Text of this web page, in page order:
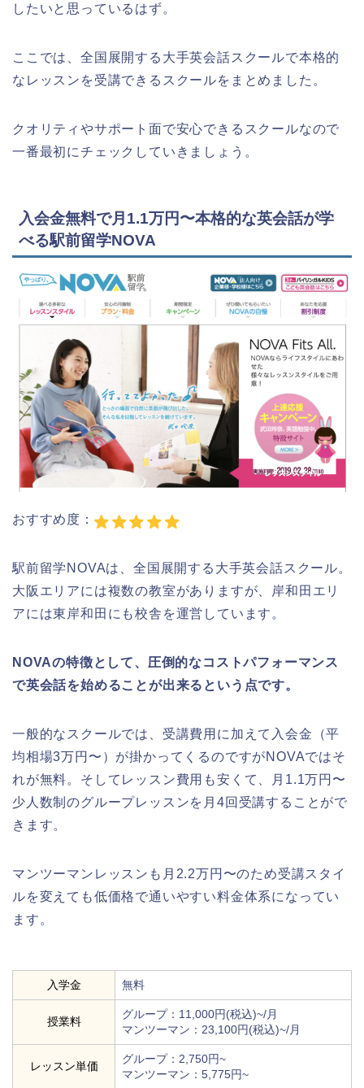
したいと思っているはず。
ここでは、全国展開する大手英会話スクールで本格的
なレッスンを受講できるスクールをまとめました。
クオリティやサポート面で安心できるスクールなので
一番最初にチェックしていきましょう。
入会金無料で月1.1万円〜本格的な英会話が学
べる駅前留学NOVA
おすすめ度：
駅前留学NOVAは、全国展開する大手英会話スクール。
大阪エリアには複数の教室がありますが、岸和田エリ
アには東岸和田にも校舎を運営しています。
NOVAの特徴として、圧倒的なコストパフォーマンス
で英会話を始めることが出来るという点です。
一般的なスクールでは、受講費用に加えて入会金（平
均相場3万円〜）が掛かってくるのですがNOVAではそ
れが無料。そしてレッスン費用も安くて、月1.1万円〜
少人数制のグループレッスンを月4回受講することがで
きます。
マンツーマンレッスンも月2.2万円〜のため受講スタイ
ルを変えても低価格で通いやすい料金体系になってい
ます。
入学金 無料
授業料
グループ：11,000円(税込)~/月
マンツーマン：23,100円(税込)~/月
レッスン単価
グループ：2,750円~
マンツーマン：5,775円~